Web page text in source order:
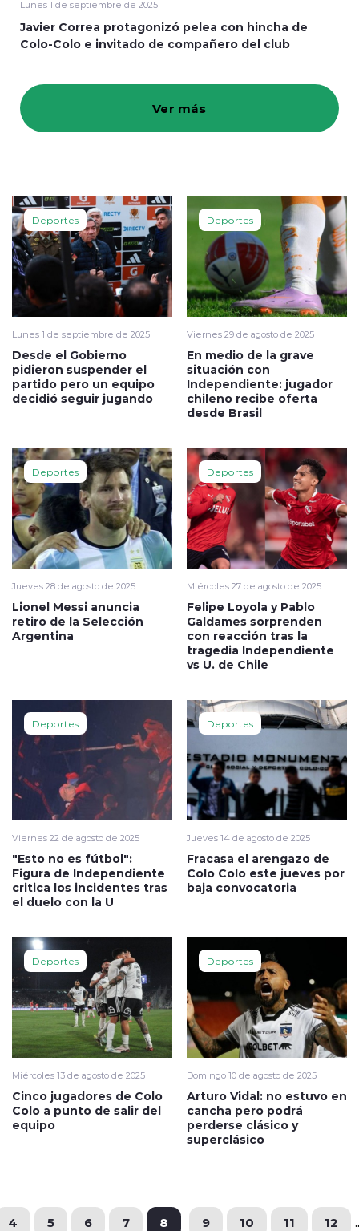
Programación
Lunes 1 de septiembre de 2025
Javier Correa protagonizó pelea con hincha de
Colo-Colo e invitado de compañero del club
Ver más
Deportes
Lunes 1 de septiembre de 2025
Desde el Gobierno
pidieron suspender el
partido pero un equipo
decidió seguir jugando
Deportes
Viernes 29 de agosto de 2025
En medio de la grave
situación con
Independiente: jugador
chileno recibe oferta
desde Brasil
Deportes
Jueves 28 de agosto de 2025
Lionel Messi anuncia
retiro de la Selección
Argentina
Deportes
Miércoles 27 de agosto de 2025
Felipe Loyola y Pablo
Galdames sorprenden
con reacción tras la
tragedia Independiente
vs U. de Chile
Deportes
Viernes 22 de agosto de 2025
"Esto no es fútbol":
Figura de Independiente
critica los incidentes tras
el duelo con la U
Deportes
Jueves 14 de agosto de 2025
Fracasa el arengazo de
Colo Colo este jueves por
baja convocatoria
Deportes
Miércoles 13 de agosto de 2025
Cinco jugadores de Colo
Colo a punto de salir del
equipo
Deportes
Domingo 10 de agosto de 2025
Arturo Vidal: no estuvo en
cancha pero podrá
perderse clásico y
superclásico
4 5 6 7 8 9 10 11 12